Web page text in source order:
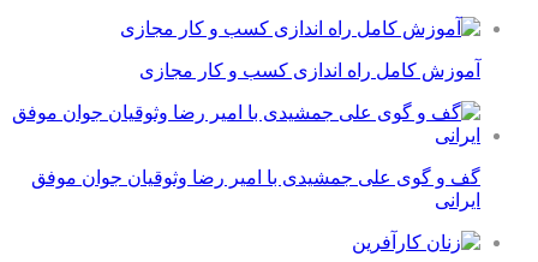
آموزش کامل راه اندازی کسب و کار مجازی
گف و گوی علی جمشیدی با امیر رضا وثوقیان جوان موفق
ایرانی